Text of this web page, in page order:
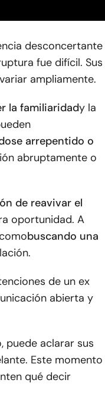
desconcertante
fue difícil. Sus
ampliamente.
la familiaridady la
arrepentido o
abruptamente o
de reavivar el
oportunidad. A
buscando una
de un ex
abierta y
puede aclarar sus
Este momento
qué decir